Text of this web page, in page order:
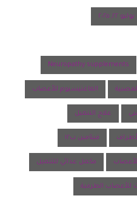
يوليو ٢٢, ٢٠٢٥
Neuropathy supplements
الماغنيسيوم للأعصاب
علاج التنميل
فيتامين ب١٢
مكمل غذائي للتنميل
للأعصاب الطرفية